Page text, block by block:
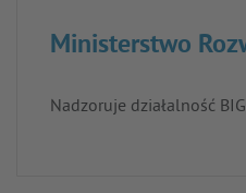
Ministerstwo
Nadzoruje działalność BIG